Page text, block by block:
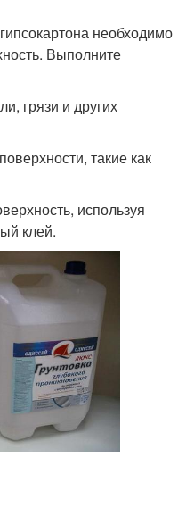
необходимо
Выполните
грязи и других
такие как
используя
клей.